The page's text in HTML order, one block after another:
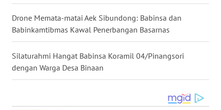
Drone Memata-matai Aek Sibundong: Babinsa dan
Babinkamtibmas Kawal Penerbangan Basarnas
Silaturahmi Hangat Babinsa Koramil 04/Pinangsori
dengan Warga Desa Binaan
WN
DAIRI
WN
DANAU
TOBA
WN